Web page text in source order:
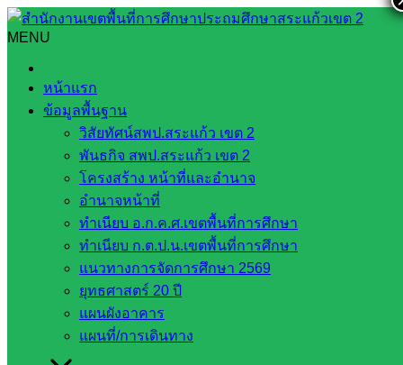
Skip
to
content
MENU
หน้าแรก
ข้อมูลพื้นฐาน
วิสัยทัศน์สพป.สระแก้ว เขต 2
พันธกิจ สพป.สระแก้ว เขต 2
โครงสร้าง หน้าที่และอำนาจ
อำนาจหน้าที่
ทำเนียบ อ.ก.ค.ศ.เขตพื้นที่การศึกษา
ทำเนียบ ก.ต.ป.น.เขตพื้นที่การศึกษา
แนวทางการจัดการศึกษา 2569
ยุทธศาสตร์ 20 ปี
แผนผังอาคาร
แผนที่/การเดินทาง
Search
โครงสร้างสพป.สระแก้ว เขต 2
โครงสร้างสพป.สระแก้ว เขต 2
สิงหาคม 5, 2021 มิถุนายน 18, 2024
นโยบายสพป.สระแก้ว เขต 2